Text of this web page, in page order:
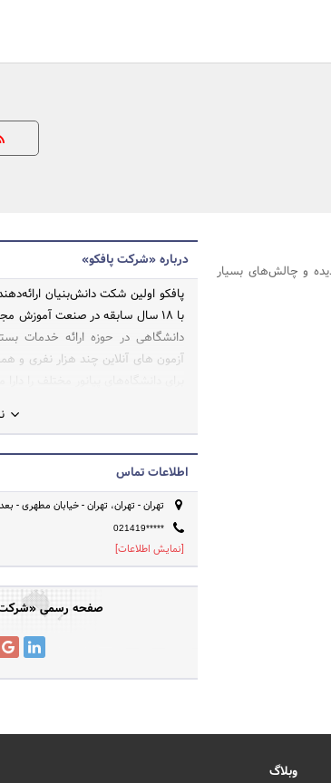
جستجو
و چالش‌های بسیار
درباره «شرکت پافکو»
پافکو اولین شکت دانش‌بنیان
با 18 سال سابقه در صنعت آموزش
دانشگاهی در حوزه ارائه خدمات
آزمون های آنلاین چند هزار نفری و
اطلاعات تماس
تهران - تهران، تهران - خیابان مطهری - بعد از
021419*****
[نمایش اطلاعات]
صفحه رسمی «شرکت
وبلاگ